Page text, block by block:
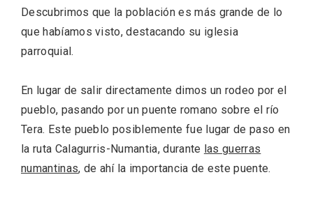
Descubrimos que la población es más grande de lo
que habíamos visto, destacando su iglesia
parroquial.
En lugar de salir directamente dimos un rodeo por el
pueblo, pasando por un puente romano sobre el río
Tera. Este pueblo posiblemente fue lugar de paso en
la ruta Calagurris-Numantia, durante las guerras
numantinas, de ahí la importancia de este puente.